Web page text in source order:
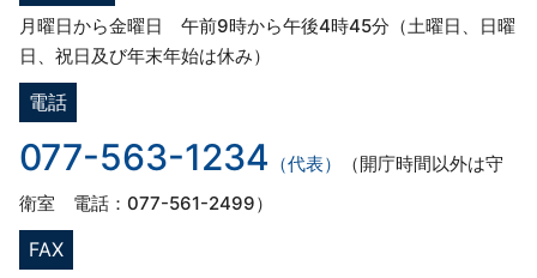
月曜日から金曜日 午前9時から午後4時45分（土曜日、日曜
日、祝日及び年末年始は休み）
電話
077-563-1234 （代表）
（開庁時間以外は守
衛室 電話：077-561-2499）
FAX